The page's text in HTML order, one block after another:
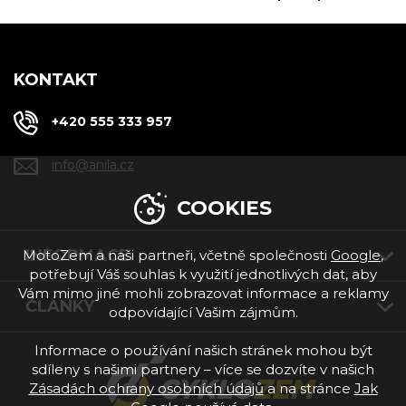
KONTAKT
+420 555 333 957
info@anila.cz
INFORMACE
ČLÁNKY
COOKIES
MotoZem a naši partneři, včetně společnosti Google,
potřebují Váš souhlas k využití jednotlivých dat, aby
Vám mimo jiné mohli zobrazovat informace a reklamy
odpovídající Vašim zájmům.
Informace o používání našich stránek mohou být
sdíleny s našimi partnery – více se dozvíte v našich
Zásadách ochrany osobních údajůa na stránce Jak